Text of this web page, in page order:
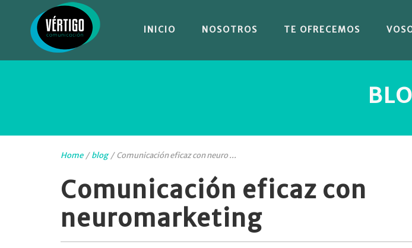
INICIO NOSOTROS TE OFRECEMOS
Home /blog /Comunicación eficaz con neuro ...
Comunicación eficaz con
neuromarketing